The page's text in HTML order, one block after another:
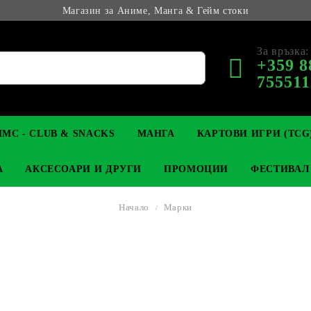
Магазин за Аниме, Манга & Гейм стоки
За връзка:
+359
- CLUB & SNACKS МАНГА КАРТОВИ ИГРИ
АКСЕСОАРИ И ДРУГИ ПРОМОЦИИ
Начало Марки